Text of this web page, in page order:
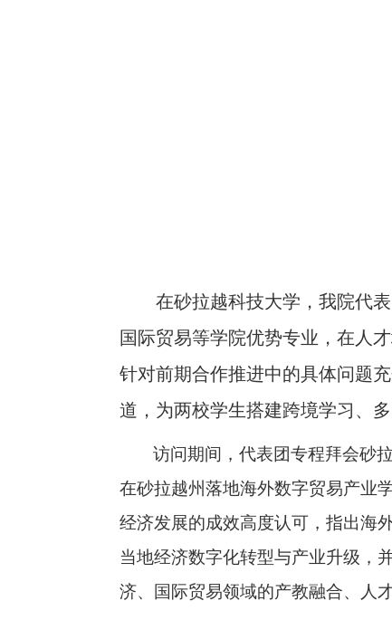
在砂拉越科技大学，我院代
国际贸易等学院优势专业，在人
针对前期合作推进中的具体问题
道，为两校学生搭建跨境学习、
访问期间，代表团专程拜会砂
在砂拉越州落地海外数字贸易产业
经济发展的成效高度认可，指出海
当地经济数字化转型与产业升级，
济、国际贸易领域的产教融合、人